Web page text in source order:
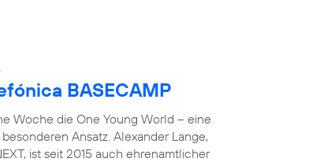
BASECAMP
Woche die One Young World – eine
Ansatz. Alexander Lange,
ist seit 2015 auch ehrenamtlicher